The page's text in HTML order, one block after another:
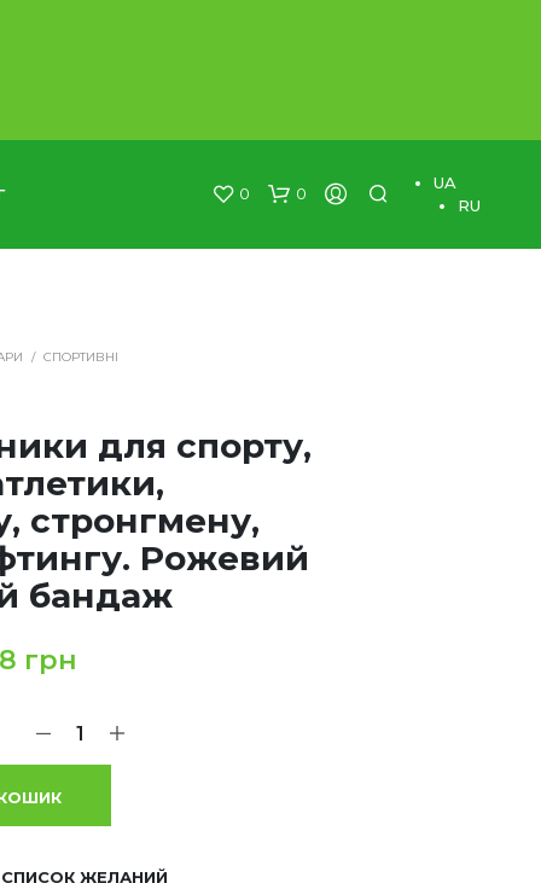
0 0
UA
RU
/ СПОРТИВНІ
для спорту,
стронгмену,
Рожевий
бандаж
грн
ЖЕЛАНИЙ